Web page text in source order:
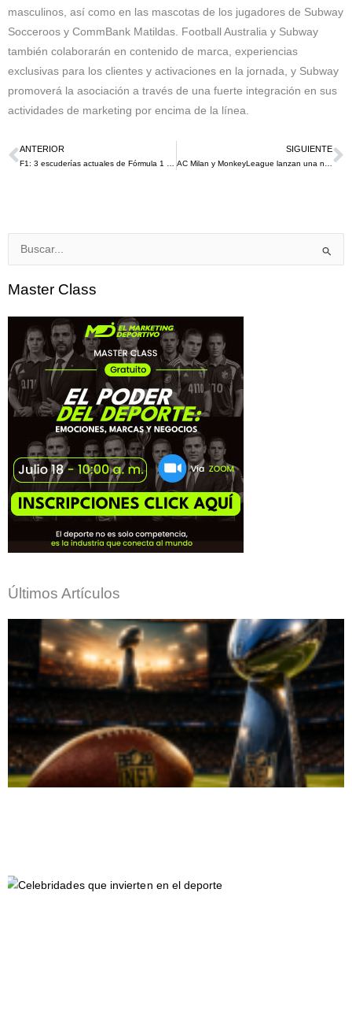
masculinos, así como en las mascotas de los jugadores de Subway
Socceroos y CommBank Matildas. Football Australia y Subway
también colaborarán en contenido de marca, experiencias
exclusivas para los clientes y activaciones en la jornada, y Subway
promoverá la asociación a través de una fuerte integración en sus
actividades de marketing por encima de la línea.
Ant
ANTERIOR
F1: 3 escuderías actuales de Fórmula 1 y su evolución hasta 2021
SIGUIENTE
AC Milan y MonkeyLeague lanzan una nueva asociación para este 2022
Buscar
Master Class
Últimos Artículos